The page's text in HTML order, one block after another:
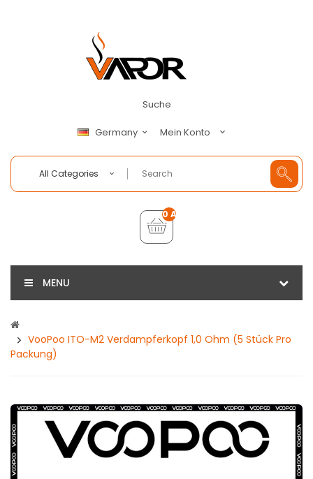
Suche
Germany Mein Konto
All Categories
0 Artikel - €0,00
MENU
VooPoo ITO-M2 Verdampferkopf 1,0 Ohm (5 Stück Pro
Packung)